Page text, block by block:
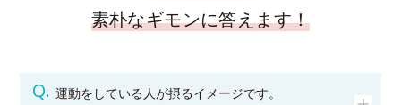
素朴なギモンに答えます！
運動をしている人が摂るイメージです。